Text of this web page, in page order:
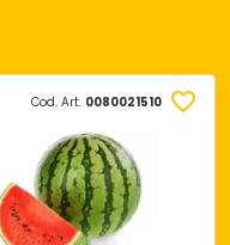
Cod. Art. 0080021510